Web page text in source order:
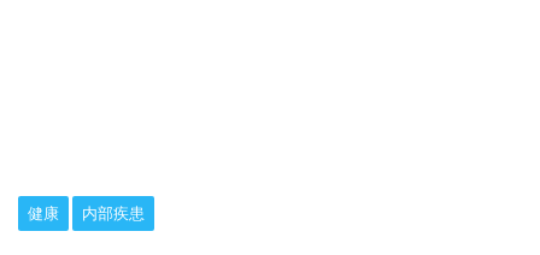
健康 内部疾患